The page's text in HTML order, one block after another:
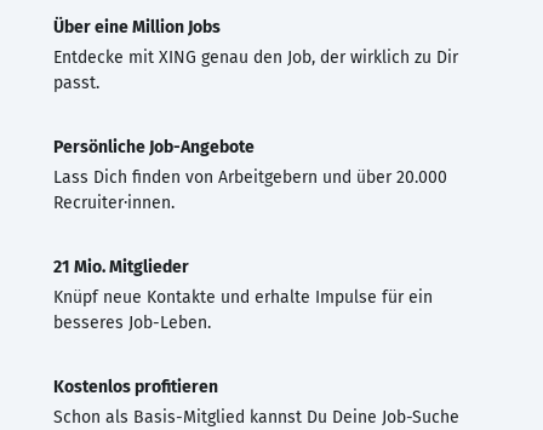
Über eine Million Jobs
Entdecke mit XING genau den Job, der wirklich zu Dir
passt.
Persönliche Job-Angebote
Lass Dich finden von Arbeitgebern und über 20.000
Recruiter·innen.
21 Mio. Mitglieder
Knüpf neue Kontakte und erhalte Impulse für ein
besseres Job-Leben.
Kostenlos profitieren
Schon als Basis-Mitglied kannst Du Deine Job-Suche